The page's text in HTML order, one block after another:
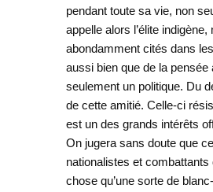
pendant toute sa vie, non
appelle alors l’élite
abondamment cités dans
aussi bien que de la
seulement un politique. Du
de cette amitié. Celle-ci
est un des grands intérêts
On jugera sans doute que
nationalistes et combattants
chose qu’une sorte de